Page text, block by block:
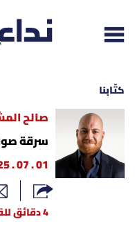
إقرأ الجريدة
لبنان
كتّابنا
صالح
سرقة
01 . 07 . 2025
4 دقائق للقراءة